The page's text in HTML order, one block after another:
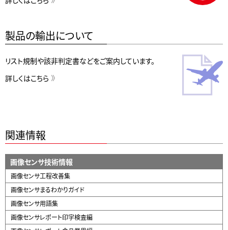
製品の輸出について
リスト規制や該非判定書などをご案内しています。
詳しくはこちら
関連情報
画像センサ技術情報
画像センサ工程改善集
画像センサまるわかりガイド
画像センサ用語集
画像センサレポート印字検査編